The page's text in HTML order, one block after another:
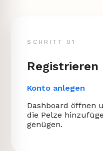
SCHRITT 01
Registrieren
Konto anlegen
Dashboard öffnen
die Pelze
genügen.